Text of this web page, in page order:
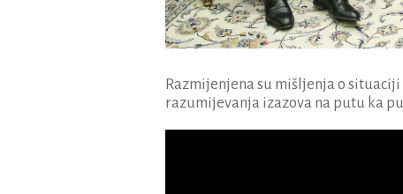
Razmijenjena su mišljenja o
razumijevanja izazova na putu ka